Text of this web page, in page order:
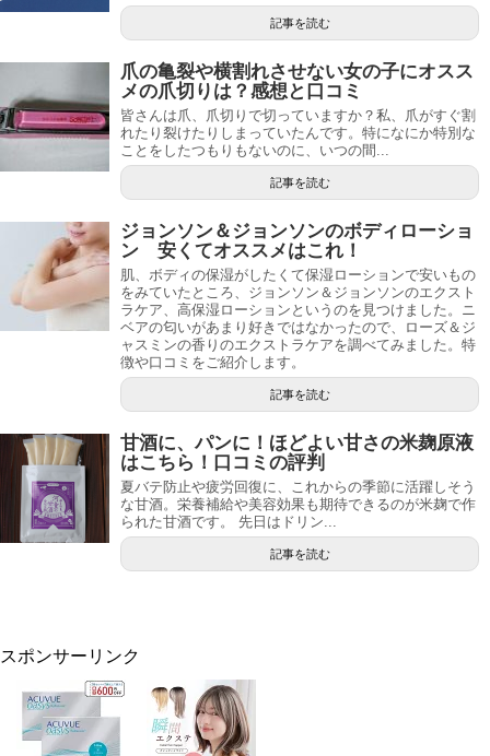
記事を読む
爪の亀裂や横割れさせない女の子にオスス
メの爪切りは？感想と口コミ
皆さんは爪、爪切りで切っていますか？私、爪がすぐ割
れたり裂けたりしまっていたんです。特になにか特別な
ことをしたつもりもないのに、いつの間...
記事を読む
ジョンソン＆ジョンソンのボディローショ
ン 安くてオススメはこれ！
肌、ボディの保湿がしたくて保湿ローションで安いもの
をみていたところ、ジョンソン＆ジョンソンのエクスト
ラケア、高保湿ローションというのを見つけました。ニ
ベアの匂いがあまり好きではなかったので、ローズ＆ジ
ャスミンの香りのエクストラケアを調べてみました。特
徴や口コミをご紹介します。
記事を読む
甘酒に、パンに！ほどよい甘さの米麹原液
はこちら！口コミの評判
夏バテ防止や疲労回復に、これからの季節に活躍しそう
な甘酒。栄養補給や美容効果も期待できるのが米麹で作
られた甘酒です。 先日はドリン...
記事を読む
スポンサーリンク